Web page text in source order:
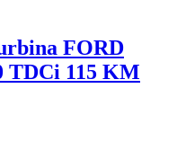
FORD
TDCi 115 KM